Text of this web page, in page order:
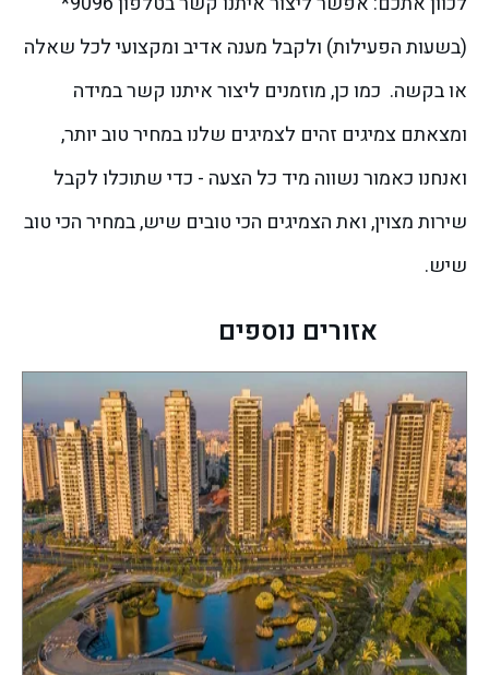
(בשעות הפעילות) ולקבל מענה אדיב ומקצועי לכל שאלה
או בקשה. כמו כן, מוזמנים ליצור איתנו קשר במידה
ומצאתם צמיגים זהים לצמיגים שלנו במחיר טוב יותר,
ואנחנו כאמור נשווה מיד כל הצעה - כדי שתוכלו לקבל
שירות מצוין, ואת הצמיגים הכי טובים שיש, במחיר הכי טוב
שיש.
אזורים נוספים